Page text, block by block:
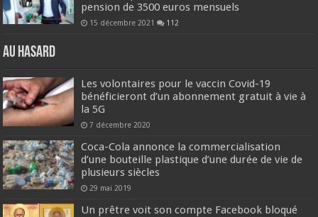
pension de 3500 euros mensuels
15 décembre 2021 112
Au hasard
Les volontaires pour le vaccin Covid-19
bénéficieront d’un abonnement gratuit à vie à
la 5G
7 décembre 2020
Coca-Cola annonce la commercialisation
d’une bouteille plastique d’une durée de vie de
plusieurs siècles
29 mai 2019
Un prêtre voit son compte Facebook bloqué